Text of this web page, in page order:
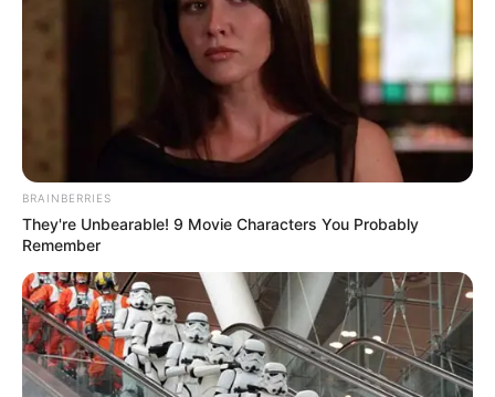
BRAINBERRIES
They're Unbearable! 9 Movie Characters You Probably
Remember